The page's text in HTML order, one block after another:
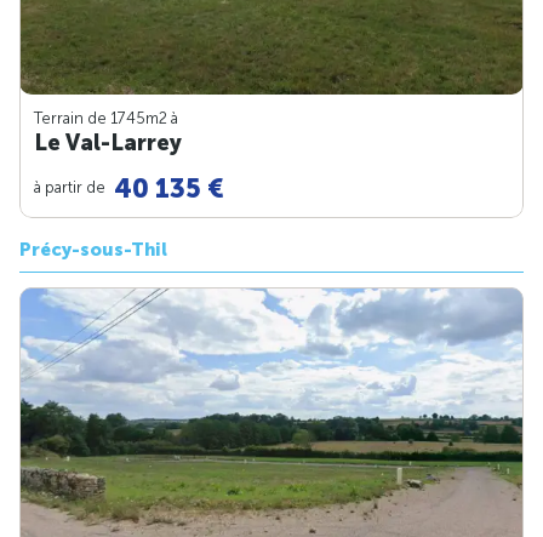
Terrain de 1745m2 à
Le Val-Larrey
à partir de 40 135 €
Précy-sous-Thil